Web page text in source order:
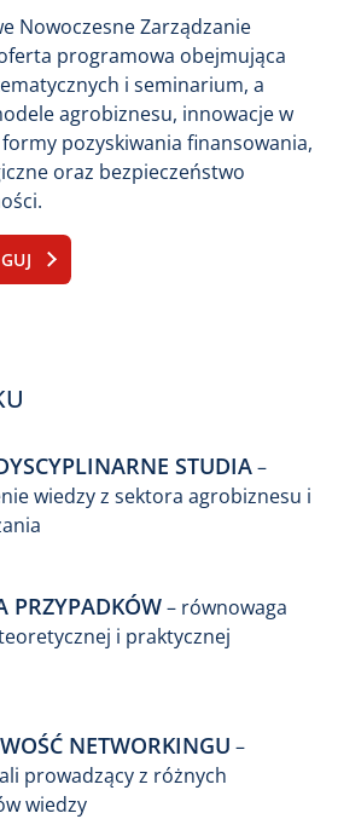
Nowoczesne Zarządzanie
programowa obejmująca
i seminarium, a
agrobiznesu, innowacje w
pozyskiwania finansowania,
oraz bezpieczeństwo
STUDIA–
wiedzy z sektora agrobiznesu i
PRZYPADKÓW– równowaga
i praktycznej
NETWORKINGU –
prowadzący z różnych
wiedzy